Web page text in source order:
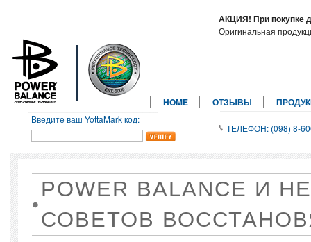
АКЦИЯ! При покупке
Оригинальная
HOME ОТЗЫВЫ
ТЕЛЕФОН: (098) 8-
Введите ваш YottaMark код:
POWER BALANCE И
СОВЕТОВ